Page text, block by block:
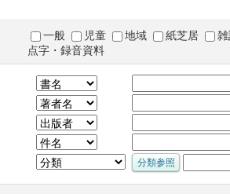
一般 児童 地域 紙芝居
点字・録音資料